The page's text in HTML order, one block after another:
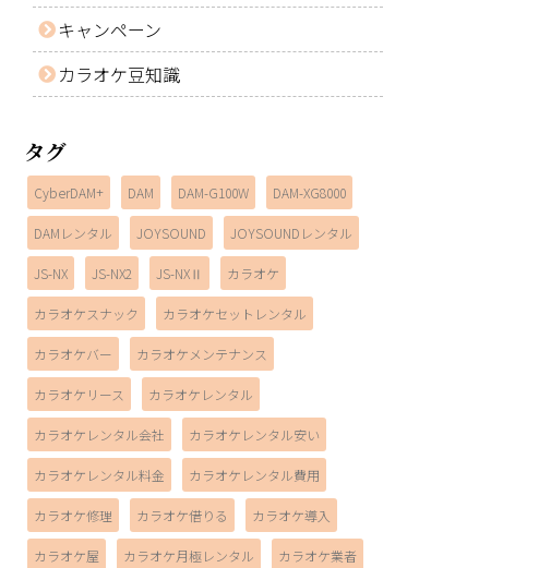
キャンペーン
カラオケ豆知識
タグ
CyberDAM+ DAM DAM-G100W DAM-XG8000
DAMレンタル JOYSOUND JOYSOUNDレンタル
JS-NX JS-NX2 JS-NXⅡ カラオケ
カラオケスナック カラオケセットレンタル
カラオケバー カラオケメンテナンス
カラオケリース カラオケレンタル
カラオケレンタル会社 カラオケレンタル安い
カラオケレンタル料金 カラオケレンタル費用
カラオケ修理 カラオケ借りる カラオケ導入
カラオケ屋 カラオケ月極レンタル カラオケ業者